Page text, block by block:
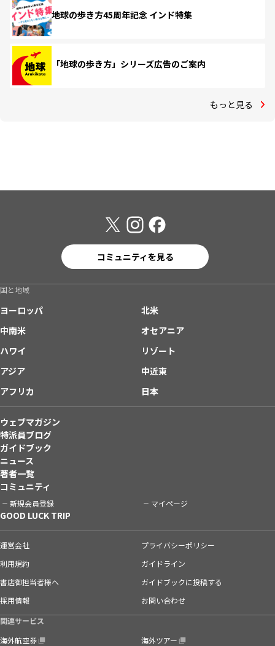
地球の歩き方45周年記念 インド特集
「地球の歩き方」シリーズ広告のご案内
もっと見る
コミュニティを見る
国と地域
ヨーロッパ
北米
中南米
オセアニア
ハワイ
リゾート
アジア
中近東
アフリカ
日本
ウェブマガジン
特派員ブログ
ガイドブック
ニュース
著者一覧
コミュニティ
新規会員登録 マイページ
GOOD LUCK TRIP
運営会社
プライバシーポリシー
利用規約
ガイドライン
書店御担当者様へ
ガイドブックに投稿する
採用情報
お問い合わせ
関連サービス
海外航空券
海外ツアー